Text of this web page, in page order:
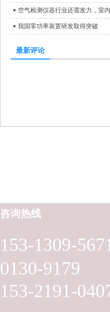
空气检测仪器行业还需发力，室
我国零功率装置研发取得突破
最新评论
153-1309-
0130-9179
153-2191-
咨询热线